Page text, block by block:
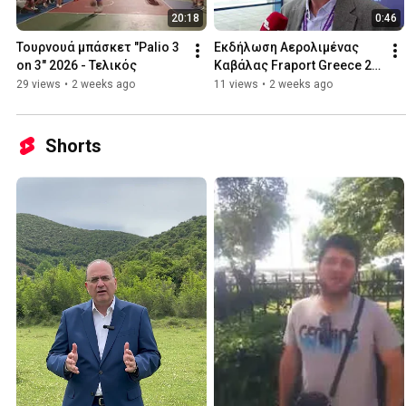
20:18
Τουρνουά μπάσκετ "Palio 3
on 3" 2026 - Τελικός
29 views • 2 weeks ago
0:46
Εκδήλωση Αερολιμένας
Καβάλας Fraport Greece 20
07 2026 Δασκάλου
11 views • 2 weeks ago
Shorts